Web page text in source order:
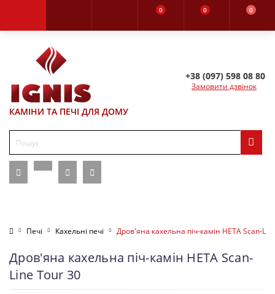
0 0 0
КАМІНИ ТА ПЕЧІ ДЛЯ ДОМУ
+38 (097) 598 08 80
Замовити дзвінок
Печі Кахельні печі Дров'яна кахельна піч-камін HETA Scan-
Дров'яна кахельна піч-камін HETA Scan-
Line Tour 30